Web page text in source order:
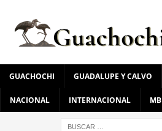
GUACHOCHI GUADALUPE Y CALVO
NACIONAL INTERNACIONAL MB